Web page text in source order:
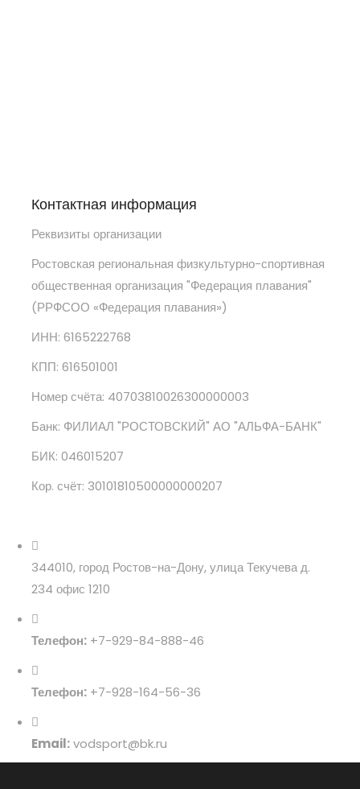
Контактная информация
Реквизиты организации
Ростовская региональная физкультурно-спортивная
общественная организация "Федерация плавания"
(РРФСОО «Федерация плавания»)
ИНН: 6165222768
КПП: 616501001
Номер счёта: 40703810026300000003
Банк: ФИЛИАЛ "РОСТОВСКИЙ" АО "АЛЬФА-БАНК"
БИК: 046015207
Кор. счёт: 30101810500000000207
344010, город Ростов-на-Дону, улица Текучева д.
234 офис 1210
Телефон:+7-929-84-888-46
Телефон:+7-928-164-56-36
Email:vodsport@bk.ru